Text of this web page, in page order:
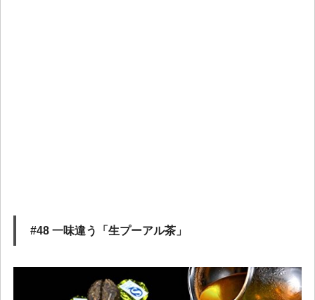
#48 一味違う「生プーアル茶」